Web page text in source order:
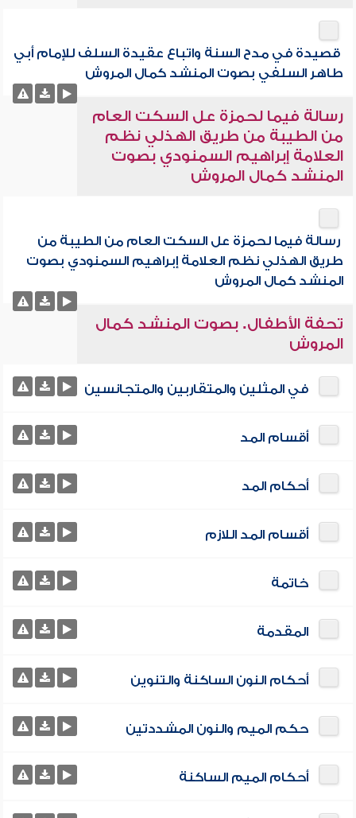
قصيدة في مدح السنة واتباع عقيدة السلف للإمام أبي
طاهر السلفي بصوت المنشد كمال المروش
رسالة فيما لحمزة عل السكت العام
من الطيبة من طريق الهذلي نظم
العلامة إبراهيم السمنودي بصوت
المنشد كمال المروش
رسالة فيما لحمزة عل السكت العام من الطيبة من
طريق الهذلي نظم العلامة إبراهيم السمنودي بصوت
المنشد كمال المروش
تحفة الأطفال. بصوت المنشد كمال
المروش
في المثلين والمتقاربين والمتجانسين
أقسام المد
أحكام المد
أقسام المد اللازم
خاتمة
المقدمة
أحكام النون الساكنة والتنوين
حكم الميم والنون المشددتين
أحكام الميم الساكنة